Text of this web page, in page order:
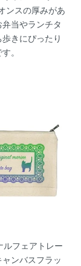
ンスの厚みがあ
当やランチタ
きにぴったり
。
ルフェアトレー
ャンバスフラッ